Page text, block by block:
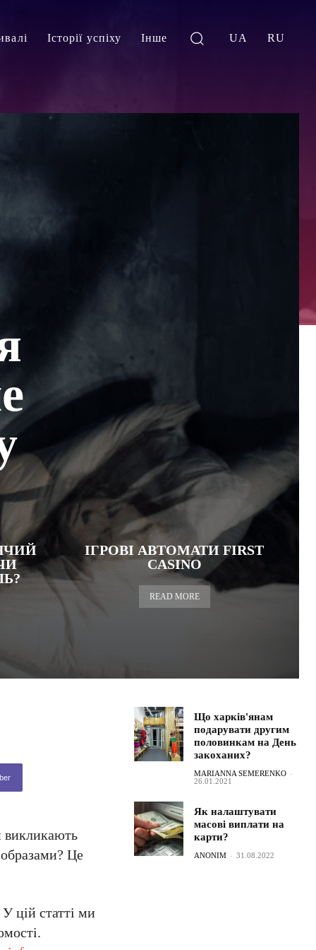
Історії успіху Інше UA RU
ІГРОВІ АВТОМАТИ FIRST
CASINO
READ MORE
викликають
образами? Це
цій статті ми
Що харків'янам
подарувати другим
половинкам на День
закоханих?
MARIANNA SEMERENKO -
26.01.2021
Як налаштувати
масові виплати на
карти?
ANONIM - 31.08.2022